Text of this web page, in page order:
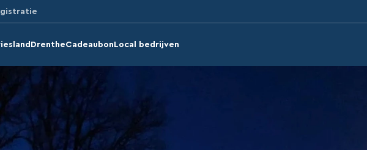
DrentheCadeaubon Local bedrijven